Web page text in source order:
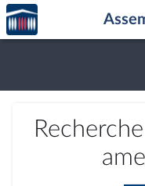
Aller au contenu
Aller en bas de la page
Accèder
à la
page